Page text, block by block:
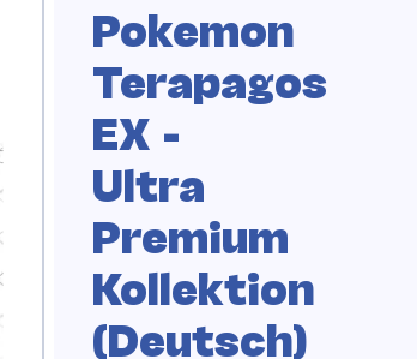
Pokemon
Terapagos
EX -
Ultra
Premium
Kollektion
(Deutsch)